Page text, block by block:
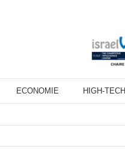
ECONOMIE HIGH-TECH